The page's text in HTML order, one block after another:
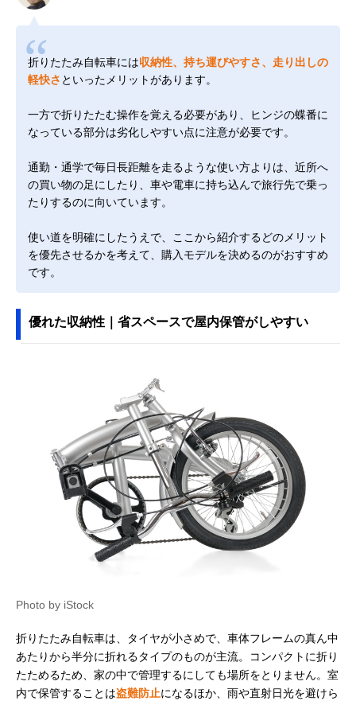
折りたたみ自転車には収納性、持ち運びやすさ、走り出しの
軽快さ といったメリットがあります。
一方で折りたたむ操作を覚える必要があり、ヒンジの蝶番に
なっている部分は劣化しやすい点に注意が必要です。
通勤・通学で毎日長距離を走るような使い方よりは、近所へ
の買い物の足にしたり、車や電車に持ち込んで旅行先で乗っ
たりするのに向いています。
使い道を明確にしたうえで、ここから紹介するどのメリット
を優先させるかを考えて、購入モデルを決めるのがおすすめ
です。
優れた収納性｜省スペースで屋内保管がしやすい
Photo by iStock
折りたたみ自転車は、タイヤが小さめで、車体フレームの真ん中
あたりから半分に折れるタイプのものが主流。コンパクトに折り
たためるため、家の中で管理するにしても場所をとりません。室
内で保管することは盗難防止になるほか、雨や直射日光を避けら